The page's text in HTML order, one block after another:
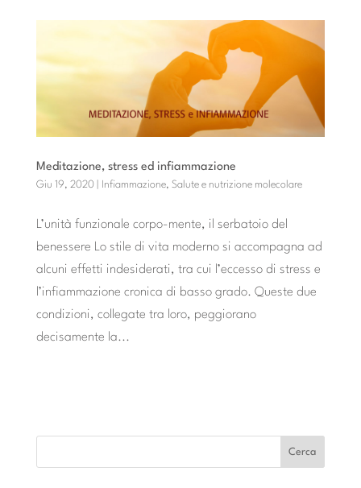
Meditazione, stress ed infiammazione
Giu 19, 2020| Infiammazione, Salute e nutrizione molecolare
L’unità funzionale corpo-mente, il serbatoio del
benessere Lo stile di vita moderno si accompagna ad
alcuni effetti indesiderati, tra cui l’eccesso di stress e
l’infiammazione cronica di basso grado. Queste due
condizioni, collegate tra loro, peggiorano
decisamente la...